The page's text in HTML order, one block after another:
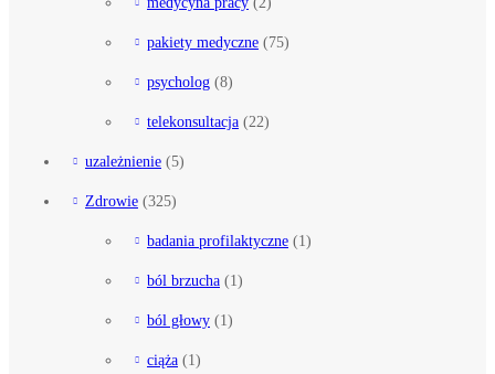
pakiety medyczne (75)
psycholog (8)
telekonsultacja (22)
uzależnienie (5)
Zdrowie (325)
badania profilaktyczne (1)
ból brzucha (1)
ból głowy (1)
ciąża (1)